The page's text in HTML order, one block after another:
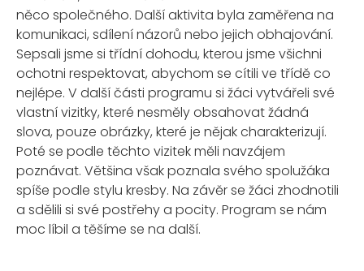
něco společného. Další aktivita byla zaměřena na
komunikaci, sdílení názorů nebo jejich obhajování.
Sepsali jsme si třídní dohodu, kterou jsme všichni
ochotni respektovat, abychom se cítili ve třídě co
nejlépe. V další části programu si žáci vytvářeli své
vlastní vizitky, které nesměly obsahovat žádná
slova, pouze obrázky, které je nějak charakterizují.
Poté se podle těchto vizitek měli navzájem
poznávat. Většina však poznala svého spolužáka
spíše podle stylu kresby. Na závěr se žáci zhodnotili
a sdělili si své postřehy a pocity. Program se nám
moc líbil a těšíme se na další.